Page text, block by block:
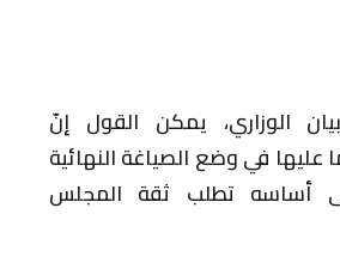
الوزاري، يمكن القول إنّ
عليها في وضع الصياغة النهائية
أساسه تطلب ثقة المجلس